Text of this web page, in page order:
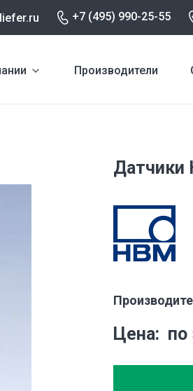
+7 (495) 990-25-55
Производители
Датчики
Цена по